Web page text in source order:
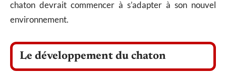
chaton devrait commencer à s’adapter à son nouvel
environnement.
Le développement du chaton